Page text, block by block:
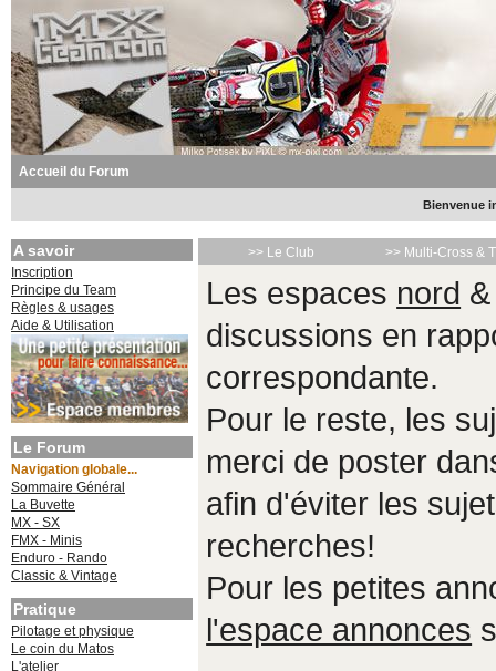
Accueil du Forum
Bienvenue
A savoir
Inscription
Principe du Team
Règles & usages
Aide & Utilisation
Le Forum
Navigation globale...
Sommaire Général
La Buvette
MX - SX
FMX - Minis
Enduro - Rando
Classic & Vintage
Pratique
Pilotage et physique
Le coin du Matos
L'atelier
>> Le Club >> Multi-Cross &
Les espaces nord
discussions en
correspondante.
Pour le reste, les
merci de poster
afin d'éviter les
recherches!
Pour les petites
l'espace annonces